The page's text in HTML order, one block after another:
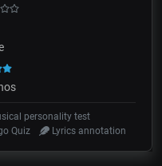
personality test
Quiz Lyrics annotation